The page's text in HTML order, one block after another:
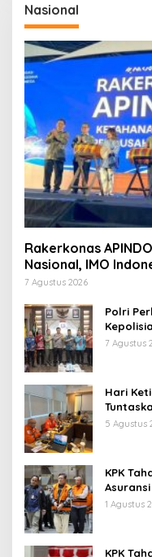
Nasional
Rakerkonas
Nasional, IMO
Kolaborasi Lintas
7 Agustus 2026
Polri
7 Agustus
Hari
5 Agustus
KPK
1 Agustus
KPK